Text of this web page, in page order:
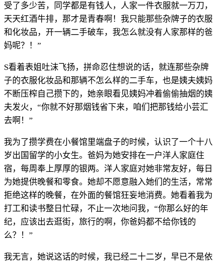
受了多少苦，同学都是有钱人，人家一件衣服就一万刀，
天天红酒牛排，那才是青春啊！我只能那些杂牌子的衣服
和化妆品，开一辆二手破车，我怎么就没有人家那样的爸
妈呢？！”
S看着表姐吐沫飞扬，拼命忍住想说的话，就连那些杂牌
子的衣服化妆品和那辆不怎么样的二手车，也是姨夫姨妈
不断压榨自己攒下的，她亲眼看见姨妈冲着偷偷抽烟的姨
夫发火，“你就不好那烟钱省下来，咱们把那钱给小芸汇
去啊！”
我为了攒学费在小餐馆里端盘子的时候，认识了一个十八
岁出国留学的小女生。爸妈为她安排在一户洋人家庭住
宿，每周奉上厚厚的银两。洋人家庭对她非常友好，每日
为她提供晚餐和零食。她却不愿意融入她们的生活，常常
拒绝这样的晚餐，在外面的餐馆狂妄地消费。她看着我为
打工和读书整日忙碌，不止一次地问我，“你那么好的年
纪，应该出去逛街，旅行的啊，你爸妈都不给你钱的
么？！”
我无言，她说这话的时候，我已经二十二岁，早已不是依